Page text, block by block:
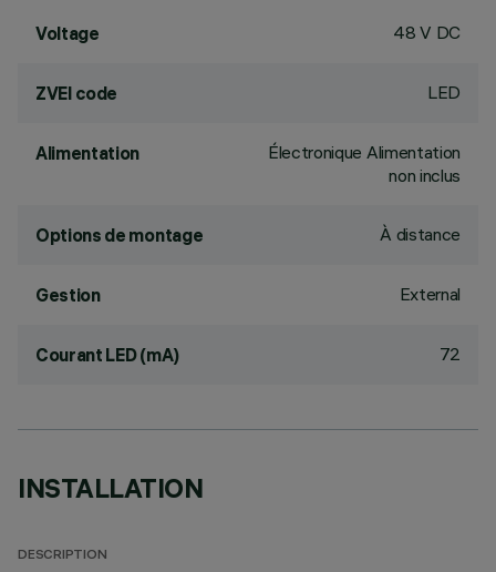
Voltage 48 V DC
ZVEI code LED
Alimentation
Électronique Alimentation
non inclus
Options de montage À distance
Gestion External
Courant LED (mA) 72
INSTALLATION
DESCRIPTION